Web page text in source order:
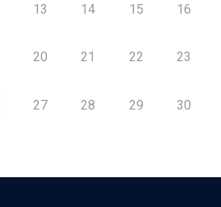
13 14 15 16
20 21 22 23
27 28 29 30